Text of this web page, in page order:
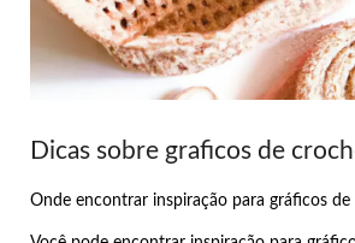
Dicas sobre graficos de
Onde encontrar inspiração para gráficos de